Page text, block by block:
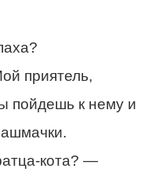
приятель,
пойдешь к нему и
кота? —